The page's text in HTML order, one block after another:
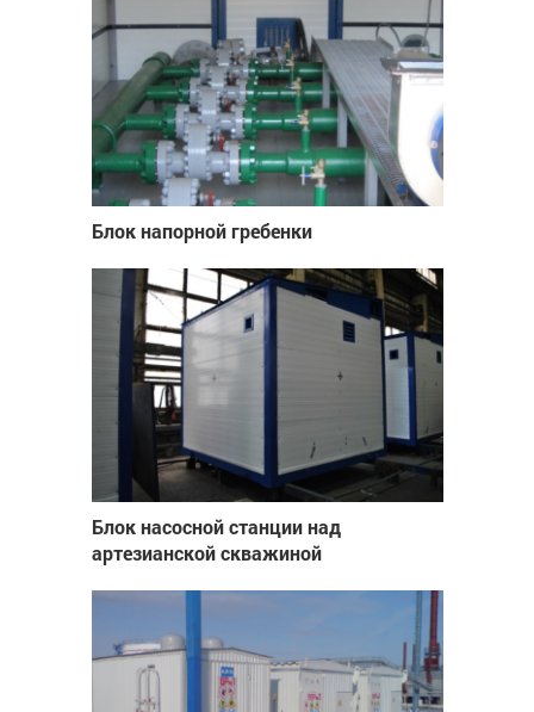
Блок напорной гребенки
Блок насосной станции над
артезианской скважиной